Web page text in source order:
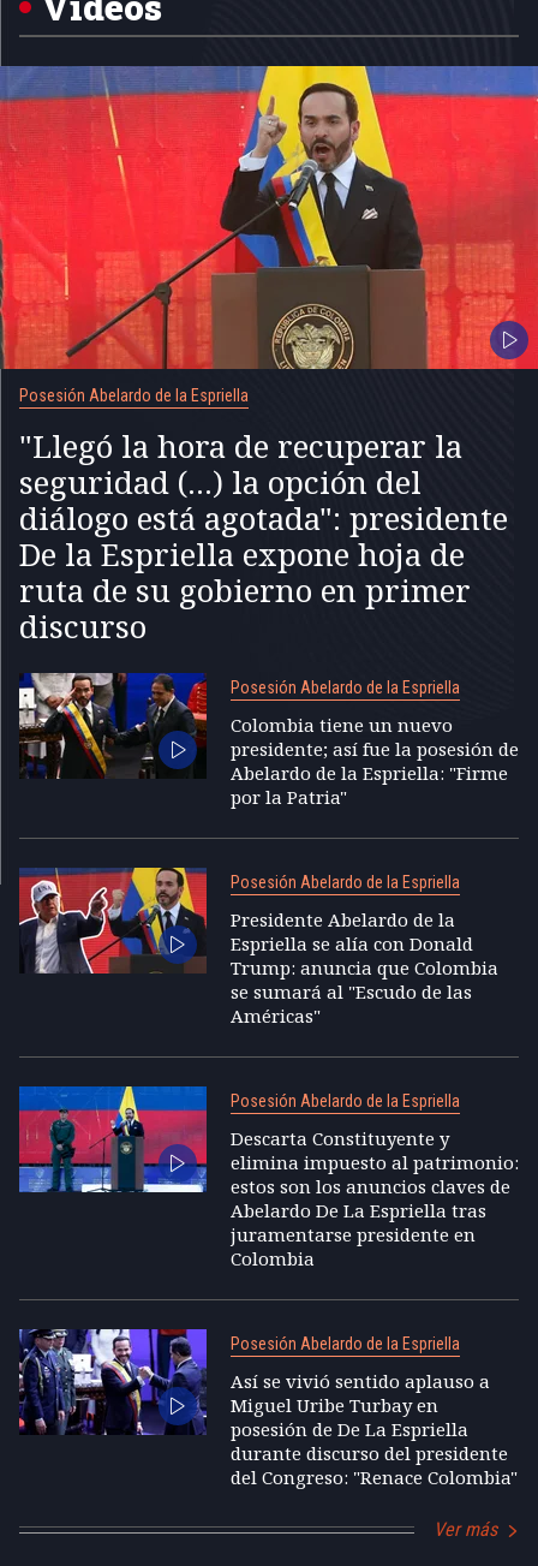
Posesión Abelardo de la Espriella
"Llegó la hora de recuperar la
seguridad (...) la opción del
diálogo está agotada": presidente
De la Espriella expone hoja de
ruta de su gobierno en primer
discurso
Posesión Abelardo de la Espriella
Colombia tiene un nuevo
presidente; así fue la posesión de
Abelardo de la Espriella: "Firme
por la Patria"
Posesión Abelardo de la Espriella
Presidente Abelardo de la
Espriella se alía con Donald
Trump: anuncia que Colombia
se sumará al "Escudo de las
Américas"
Posesión Abelardo de la Espriella
Descarta Constituyente y
elimina impuesto al patrimonio:
estos son los anuncios claves de
Abelardo De La Espriella tras
juramentarse presidente en
Colombia
Posesión Abelardo de la Espriella
Así se vivió sentido aplauso a
Miguel Uribe Turbay en
posesión de De La Espriella
durante discurso del presidente
del Congreso: "Renace Colombia"
Ver más